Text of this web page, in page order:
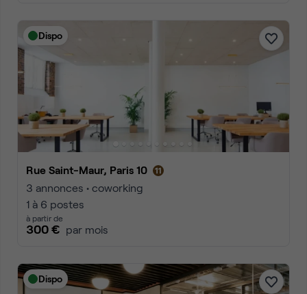
Dispo
Rue Saint-Maur, Paris 10
3 annonces • coworking
1 à 6 postes
à partir de
300 € par mois
Dispo